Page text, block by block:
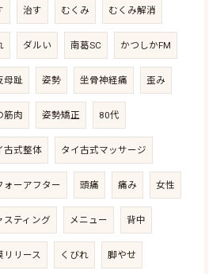
治す むくみ むくみ解消
ダルい 南葛SC かつしかFM
母趾 姿勢 坐骨神経痛 歪み
筋肉 姿勢矯正 80代
古式整体 タイ古式マッサージ
ォーアフター 頭痛 痛み 女性
スティング メニュー 背中
リリース くびれ 脚やせ